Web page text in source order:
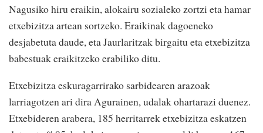
Nagusiko hiru eraikin, alokairu sozialeko zortzi eta hamar
etxebizitza artean sortzeko. Eraikinak dagoeneko
desjabetuta daude, eta Jaurlaritzak birgaitu eta etxebizitza
babestuak eraikitzeko erabiliko ditu.
Etxebizitza eskuragarrirako sarbidearen arazoak
larriagotzen ari dira Agurainen, udalak ohartarazi duenez.
Etxebideren arabera, 185 herritarrek etxebizitza eskatzen